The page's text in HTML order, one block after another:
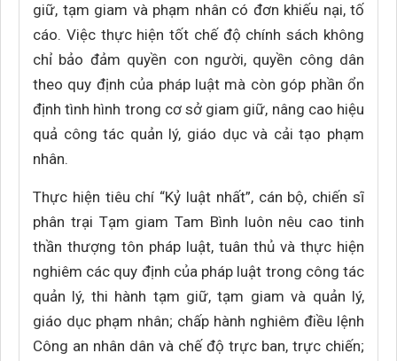
giữ, tạm giam và phạm nhân có đơn khiếu nại, tố
cáo. Việc thực hiện tốt chế độ chính sách không
chỉ bảo đảm quyền con người, quyền công dân
theo quy định của pháp luật mà còn góp phần ổn
định tình hình trong cơ sở giam giữ, nâng cao hiệu
quả công tác quản lý, giáo dục và cải tạo phạm
nhân.
Thực hiện tiêu chí “Kỷ luật nhất”, cán bộ, chiến sĩ
phân trại Tạm giam Tam Bình luôn nêu cao tinh
thần thượng tôn pháp luật, tuân thủ và thực hiện
nghiêm các quy định của pháp luật trong công tác
quản lý, thi hành tạm giữ, tạm giam và quản lý,
giáo dục phạm nhân; chấp hành nghiêm điều lệnh
Công an nhân dân và chế độ trực ban, trực chiến;